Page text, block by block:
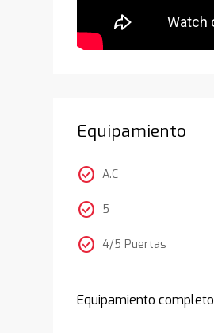
Equipamiento
check_circle A.C
check_circle 5
check_circle 4/5 Puertas
Equipamiento completo